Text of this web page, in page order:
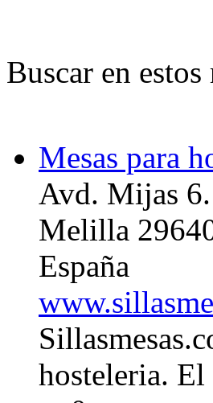
Buscar en estos
Mesas para
Avd. Mijas 6.
Melilla
España
hosteleria.